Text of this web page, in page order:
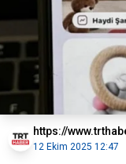
https://
12 Ekim 2025 12:47